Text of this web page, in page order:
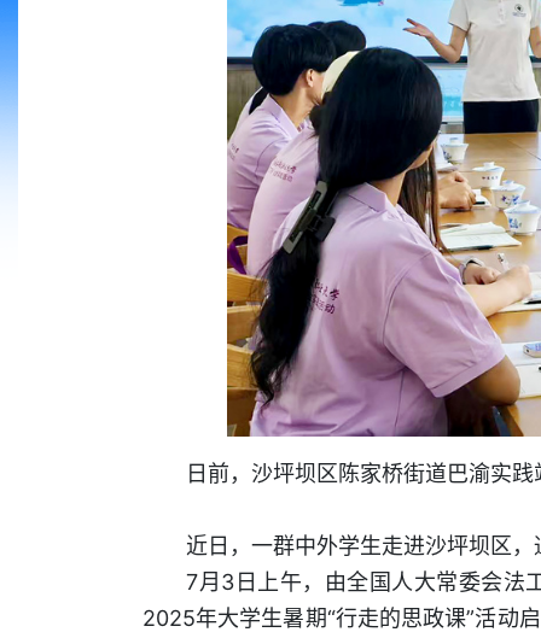
日前，沙坪坝区陈家桥街道巴渝实
近日，一群中外学生走进沙坪坝区
7月3日上午，由全国人大常委会法
2025年大学生暑期“行走的思政课”活动